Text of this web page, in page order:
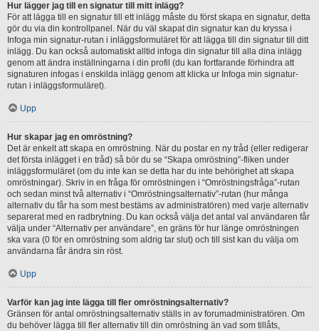
Hur lägger jag till en signatur till mitt inlägg?
För att lägga till en signatur till ett inlägg måste du först skapa en signatur, detta
gör du via din kontrollpanel. När du väl skapat din signatur kan du kryssa i
Infoga min signatur-rutan i inläggsformuläret för att lägga till din signatur till ditt
inlägg. Du kan också automatiskt alltid infoga din signatur till alla dina inlägg
genom att ändra inställningarna i din profil (du kan fortfarande förhindra att
signaturen infogas i enskilda inlägg genom att klicka ur Infoga min signatur-
rutan i inläggsformuläret).
Upp
Hur skapar jag en omröstning?
Det är enkelt att skapa en omröstning. När du postar en ny tråd (eller redigerar
det första inlägget i en tråd) så bör du se “Skapa omröstning”-fliken under
inläggsformuläret (om du inte kan se detta har du inte behörighet att skapa
omröstningar). Skriv in en fråga för omröstningen i “Omröstningsfråga”-rutan
och sedan minst två alternativ i “Omröstningsalternativ”-rutan (hur många
alternativ du får ha som mest bestäms av administratören) med varje alternativ
separerat med en radbrytning. Du kan också välja det antal val användaren får
välja under “Alternativ per användare”, en gräns för hur länge omröstningen
ska vara (0 för en omröstning som aldrig tar slut) och till sist kan du välja om
användarna får ändra sin röst.
Upp
Varför kan jag inte lägga till fler omröstningsalternativ?
Gränsen för antal omröstningsalternativ ställs in av forumadministratören. Om
du behöver lägga till fler alternativ till din omröstning än vad som tillåts,